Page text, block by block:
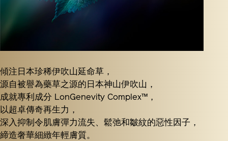
傾注日本珍稀伊吹山延命草，
源自被譽為藥草之源的日本神山伊吹山，
成就專利成分 LonGenevity Complex™，
以超卓傳奇再生力，
深入抑制令肌膚彈力流失、鬆弛和皺紋的惡性因子，
締造奢華細緻年輕膚質。